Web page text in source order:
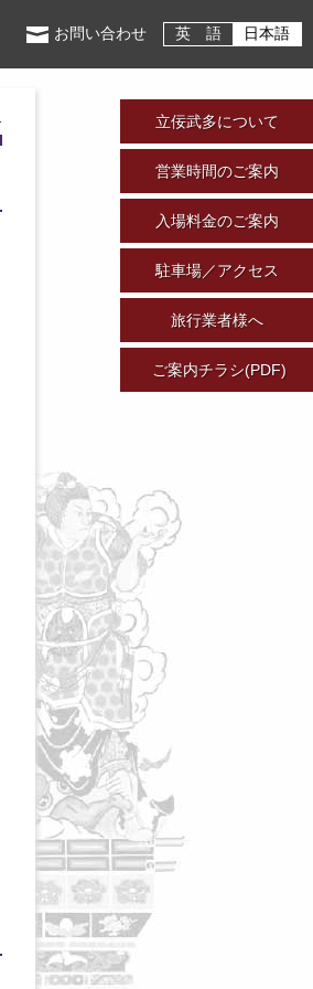
お問い合わせ 英 語 日本語
立佞武多について
営業時間のご案内
入場料金のご案内
駐車場／アクセス
旅行業者様へ
ご案内チラシ(PDF)